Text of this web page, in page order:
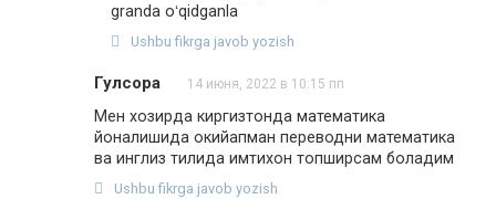
granda oʻqidganla
Ushbu fikrga javob yozish
Гулсора 14 июня, 2022 в 10:15 пп
Мен хозирда киргизтонда математика
йоналишида окийапман переводни математика
ва инглиз тилида имтихон топширсам боладим
Ushbu fikrga javob yozish